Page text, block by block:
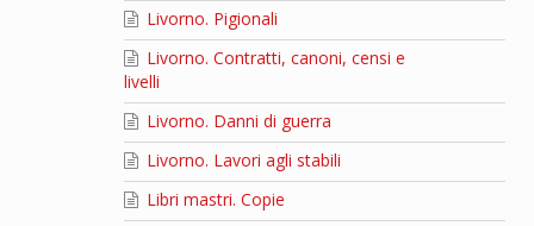
Livorno. Pigionali
Livorno. Contratti, canoni, censi e
livelli
Livorno. Danni di guerra
Livorno. Lavori agli stabili
Libri mastri. Copie